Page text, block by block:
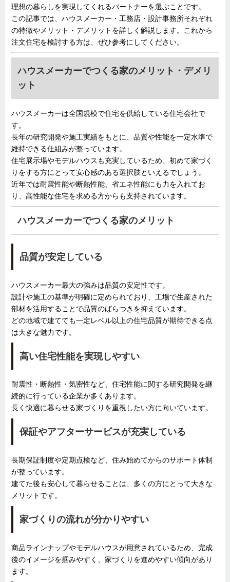
理想の暮らしを実現してくれるパートナーを選ぶことです。
この記事では、ハウスメーカー・工務店・設計事務所それぞれ
の特徴やメリット・デメリットを詳しく解説します。これから
注文住宅を検討する方は、ぜひ参考にしてください。
ハウスメーカーでつくる家のメリット・デメリ
ット
ハウスメーカーは全国規模で住宅を供給している住宅会社で
す。
長年の研究開発や施工実績をもとに、品質や性能を一定水準で
維持できる仕組みが整っています。
住宅展示場やモデルハウスも充実しているため、初めて家づく
りをする方にとって安心感のある選択肢といえるでしょう。
近年では耐震性能や断熱性能、省エネ性能にも力を入れてお
り、高性能な住宅を求める方からも支持されています。
ハウスメーカーでつくる家のメリット
品質が安定している
ハウスメーカー最大の強みは品質の安定性です。
設計や施工の基準が明確に定められており、工場で生産された
部材を活用することで品質のばらつきを抑えています。
どの地域で建てても一定レベル以上の住宅品質が期待できる点
は大きな魅力です。
高い住宅性能を実現しやすい
耐震性・断熱性・気密性など、住宅性能に関する研究開発を継
続的に行っている企業が多くあります。
長く快適に暮らせる家づくりを重視したい方に向いています。
保証やアフターサービスが充実している
長期保証制度や定期点検など、住み始めてからのサポート体制
が整っています。
建てた後も安心して暮らせることは、多くの方にとって大きな
メリットです。
家づくりの流れが分かりやすい
商品ラインナップやモデルハウスが用意されているため、完成
後のイメージを掴みやすく、家づくりを進めやすい傾向があり
ます。